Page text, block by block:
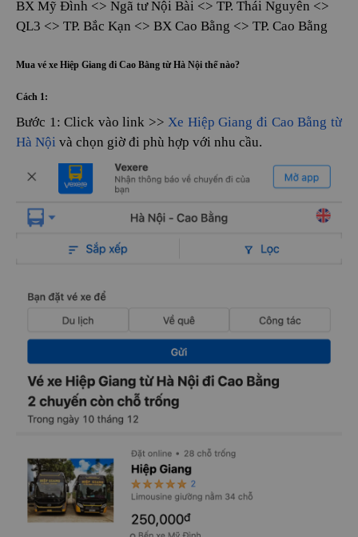
BX Mỹ Đình <> Ngã tư Nội Bài <> TP. Thái Nguyên <>
QL3 <> TP. Bắc Kạn <> BX Cao Bằng <> TP. Cao Bằng
Mua vé xe Hiệp Giang đi Cao Bằng từ Hà Nội thế nào?
Cách 1:
Bước 1: Click vào link >> Xe Hiệp Giang đi Cao Bằng từ
Hà Nội và chọn giờ đi phù hợp với nhu cầu.